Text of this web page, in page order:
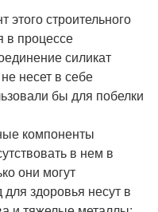
строительного
процессе
силикат
несет в себе
бы для побелки
компоненты
в нем в
они могут
для здоровья несут в